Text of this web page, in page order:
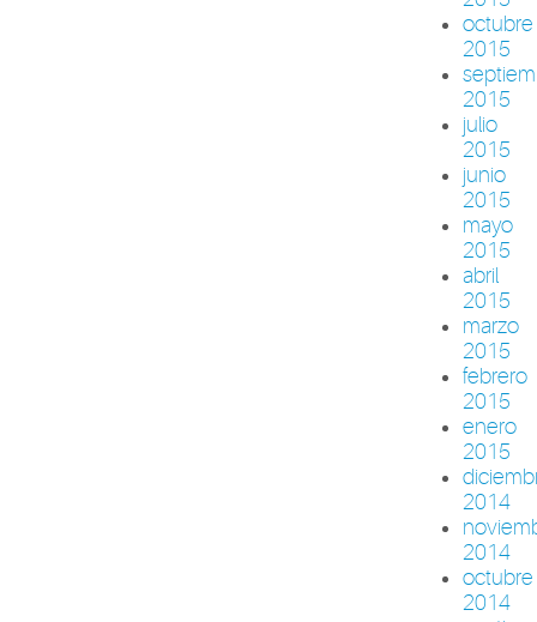
octubre
2015
2015
julio
2015
junio
2015
mayo
2015
abril
2015
marzo
2015
febrero
2015
enero
2015
2014
2014
octubre
2014